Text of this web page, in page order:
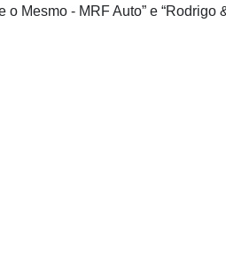
o Mesmo - MRF Auto” e